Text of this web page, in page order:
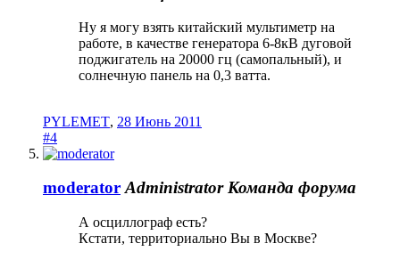
Ну я могу взять китайский мультиметр на
работе, в качестве генератора 6-8кВ дуговой
поджигатель на 20000 гц (самопальный), и
солнечную панель на 0,3 ватта.
PYLEMET, 28 Июнь 2011
#4
moderator Administrator Команда форума
А осциллограф есть?
Кстати, территориально Вы в Москве?